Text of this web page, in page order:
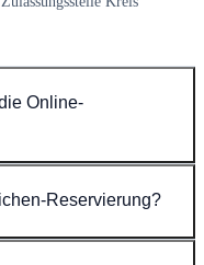
Online-
Reservierung?